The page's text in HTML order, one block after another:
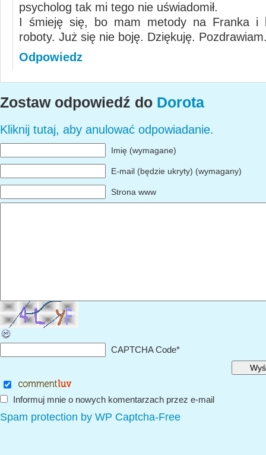
psycholog tak mi tego nie uświadomił.
I śmieję się, bo mam metody na Franka i
roboty. Już się nie boję. Dziękuję.
Odpowiedz
Zostaw odpowiedź do Dorota
Kliknij tutaj, aby anulować odpowiadanie.
Imię (wymagane)
E-mail (będzie ukryty) (wymagany)
Strona www
CAPTCHA Code*
Informuj mnie o nowych komentarzach przez e-mail
Spam protection by WP Captcha-Free